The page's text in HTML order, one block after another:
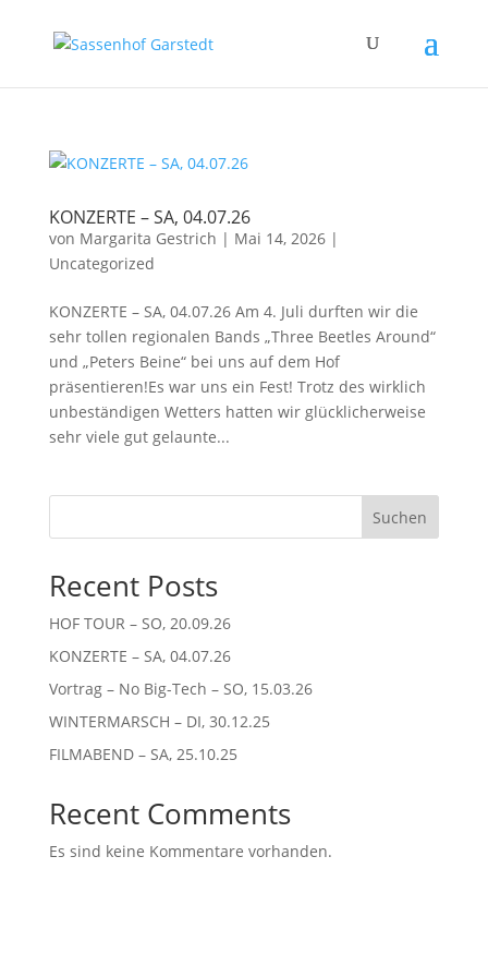
KONZERTE – SA, 04.07.26
von Margarita Gestrich | Mai 14, 2026|
Uncategorized
KONZERTE – SA, 04.07.26 Am 4. Juli durften wir die
sehr tollen regionalen Bands „Three Beetles Around“
und „Peters Beine“ bei uns auf dem Hof
präsentieren!Es war uns ein Fest! Trotz des wirklich
unbeständigen Wetters hatten wir glücklicherweise
sehr viele gut gelaunte...
Suchen
Recent Posts
HOF TOUR – SO, 20.09.26
KONZERTE – SA, 04.07.26
Vortrag – No Big-Tech – SO, 15.03.26
WINTERMARSCH – DI, 30.12.25
FILMABEND – SA, 25.10.25
Recent Comments
Es sind keine Kommentare vorhanden.